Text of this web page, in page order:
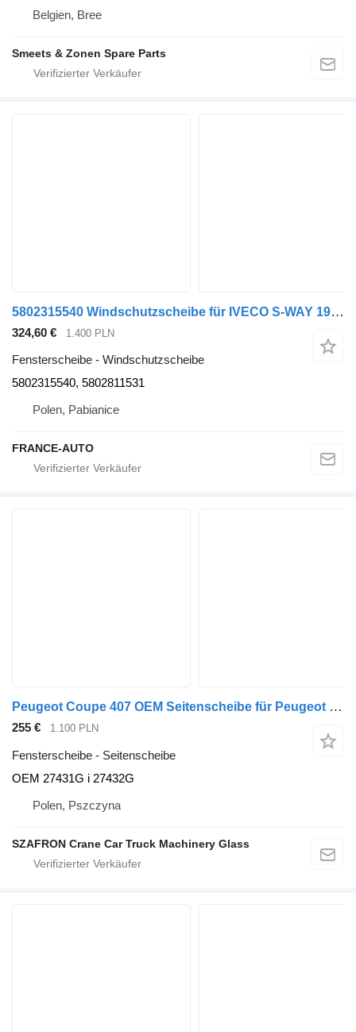
Belgien, Bree
Smeets & Zonen Spare Parts
5802315540 Windschutzscheibe für IVECO S-WAY 19- r. 11.1 Sattelzugmaschine
324,60 € 1.400 PLN
Fensterscheibe - Windschutzscheibe
5802315540, 5802811531
Polen, Pabianice
FRANCE-AUTO
Peugeot Coupe 407 OEM Seitenscheibe für Peugeot Coupe 407 Auto
255 € 1.100 PLN
Fensterscheibe - Seitenscheibe
OEM 27431G i 27432G
Polen, Pszczyna
SZAFRON Crane Car Truck Machinery Glass